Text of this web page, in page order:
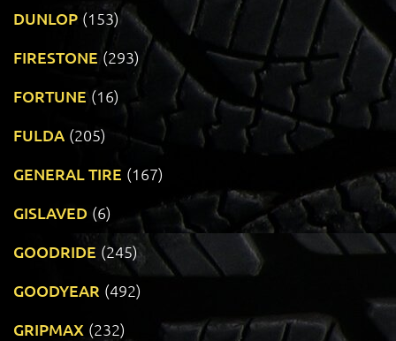
DUNLOP (153)
FIRESTONE (293)
FORTUNE (16)
FULDA (205)
GENERAL TIRE (167)
GISLAVED (6)
GOODRIDE (245)
GOODYEAR (492)
GRIPMAX (232)